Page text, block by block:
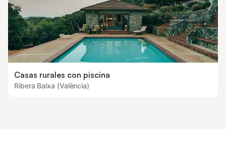
Casas rurales con piscina
Ribera Baixa (València)